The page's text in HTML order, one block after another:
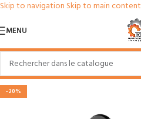
Skip to navigation Skip to main content
MENU
-20%